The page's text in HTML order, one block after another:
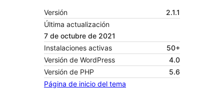
Versión
2.1.1
Última actualización
7 de octubre de 2021
Instalaciones activas
50+
Versión de WordPress
4.0
Versión de PHP
5.6
Página de inicio del tema